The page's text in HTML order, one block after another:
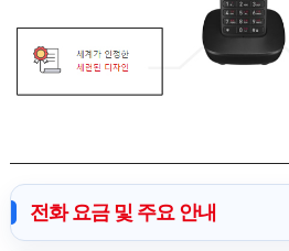
전화 요금 및 주요 안내